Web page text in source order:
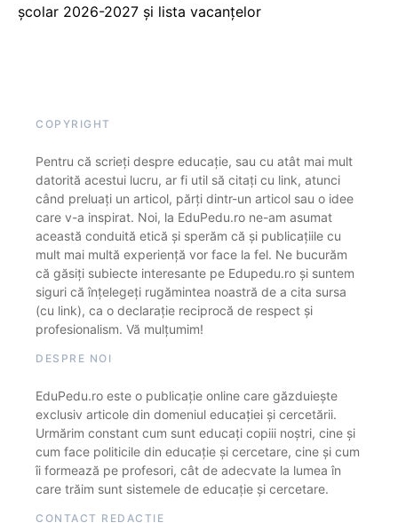
școlar 2026-2027 și lista vacanțelor
COPYRIGHT
Pentru că scrieți despre educație, sau cu atât mai mult
datorită acestui lucru, ar fi util să citați cu link, atunci
când preluați un articol, părți dintr-un articol sau o idee
care v-a inspirat. Noi, la EduPedu.ro ne-am asumat
această conduită etică și sperăm că și publicațiile cu
mult mai multă experiență vor face la fel. Ne bucurăm
că găsiți subiecte interesante pe Edupedu.ro și suntem
siguri că înțelegeți rugămintea noastră de a cita sursa
(cu link), ca o declarație reciprocă de respect și
profesionalism. Vă mulțumim!
DESPRE NOI
EduPedu.ro este o publicație online care găzduiește
exclusiv articole din domeniul educației și cercetării.
Urmărim constant cum sunt educați copiii noștri, cine și
cum face politicile din educație și cercetare, cine și cum
îi formează pe profesori, cât de adecvate la lumea în
care trăim sunt sistemele de educație și cercetare.
CONTACT REDACȚIE